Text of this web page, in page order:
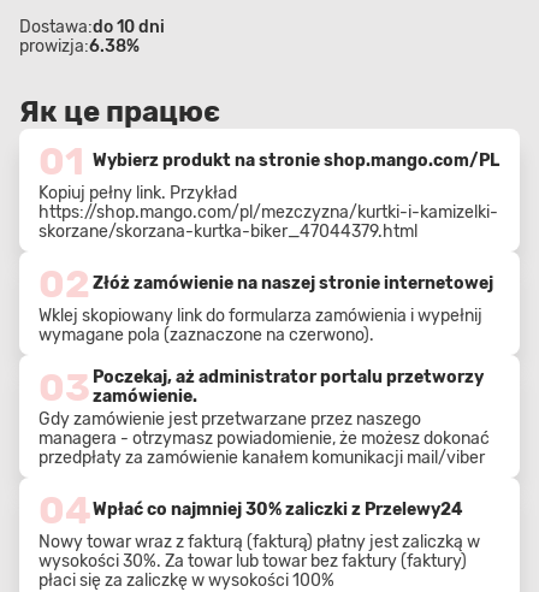
Dostawa:do 10 dni
prowizja:6.38%
Як це працює
01 Wybierz produkt na stronie shop.mango.com/PL
Kopiuj pełny link. Przykład
https://shop.mango.com/pl/mezczyzna/kurtki-i-kamizelki-
skorzane/skorzana-kurtka-biker_47044379.html
02 Złóż zamówienie na naszej stronie internetowej
Wklej skopiowany link do formularza zamówienia i wypełnij
wymagane pola (zaznaczone na czerwono).
03 Poczekaj, aż administrator portalu przetworzy
zamówienie.
Gdy zamówienie jest przetwarzane przez naszego
managera - otrzymasz powiadomienie, że możesz dokonać
przedpłaty za zamówienie kanałem komunikacji mail/viber
04Wpłać co najmniej 30% zaliczki z Przelewy24
Nowy towar wraz z fakturą (fakturą) płatny jest zaliczką w
wysokości 30%. Za towar lub towar bez faktury (faktury)
płaci się za zaliczkę w wysokości 100%